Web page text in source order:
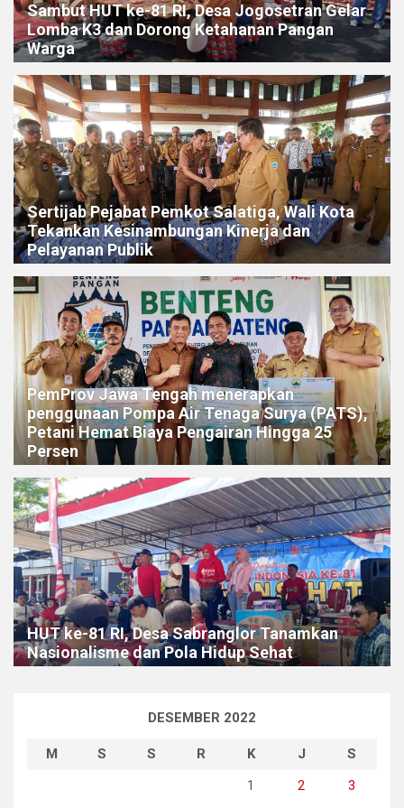
Sambut HUT ke-81 RI, Desa Jogosetran Gelar
Lomba K3 dan Dorong Ketahanan Pangan
Warga
Sertijab Pejabat Pemkot Salatiga, Wali Kota
Tekankan Kesinambungan Kinerja dan
Pelayanan Publik
PemProv Jawa Tengah menerapkan
penggunaan Pompa Air Tenaga Surya (PATS),
Petani Hemat Biaya Pengairan Hingga 25
Persen
HUT ke-81 RI, Desa Sabranglor Tanamkan
Nasionalisme dan Pola Hidup Sehat
DESEMBER 2022
M S S R K J
S
1
2
3